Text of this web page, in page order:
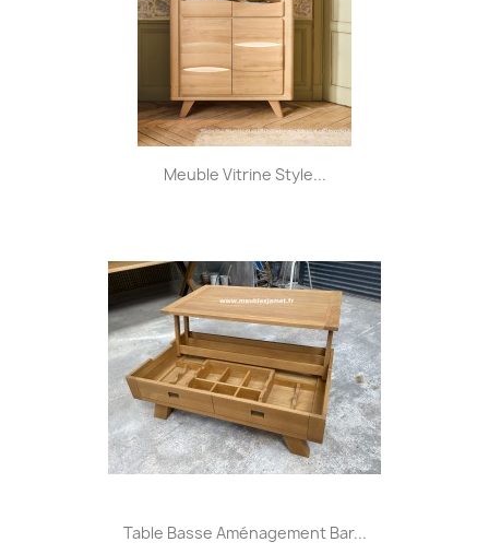
Meuble Vitrine Style...
Table Basse Aménagement Bar...